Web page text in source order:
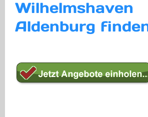
Anbieter Login
Wilhelmshaven
Aldenburg